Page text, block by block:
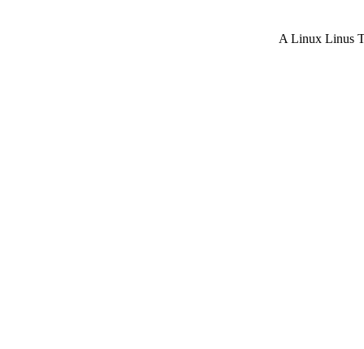
A Linux Linus